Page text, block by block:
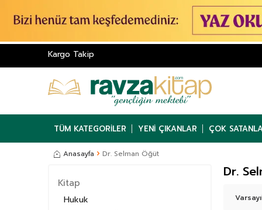
Kargo Takip
TÜM KATEGORILER YENI ÇIKANLAR ÇOK
Anasayfa Dr. Selman Öğüt
Kitap
Hukuk
Dr.